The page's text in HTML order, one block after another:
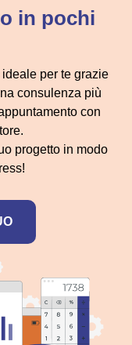
per te grazie
consulenza più
con
progetto in modo
in pochi